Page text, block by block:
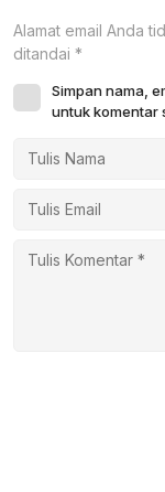
Alamat email Anda
ditandai *
Simpan nama,
untuk komentar